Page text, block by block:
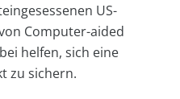
US-
Computer-aided
helfen, sich eine
zu sichern.